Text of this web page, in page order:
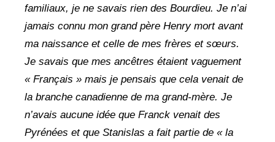
familiaux, je ne savais rien des Bourdieu. Je n’ai
jamais connu mon grand père Henry mort avant
ma naissance et celle de mes frères et sœurs.
Je savais que mes ancêtres étaient vaguement
« Français » mais je pensais que cela venait de
la branche canadienne de ma grand-mère. Je
n’avais aucune idée que Franck venait des
Pyrénées et que Stanislas a fait partie de « la